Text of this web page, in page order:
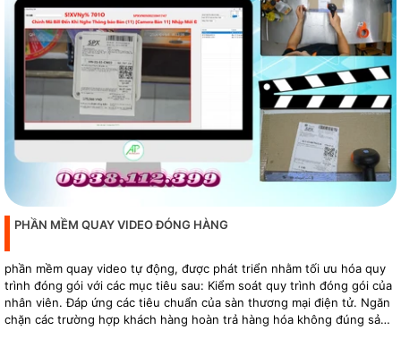
PHẦN MỀM QUAY VIDEO ĐÓNG HÀNG
phần mềm quay video tự động, được phát triển nhằm tối ưu hóa quy
trình đóng gói với các mục tiêu sau: Kiểm soát quy trình đóng gói của
nhân viên. Đáp ứng các tiêu chuẩn của sàn thương mại điện tử. Ngăn
chặn các trường hợp khách hàng hoàn trả hàng hóa không đúng sản